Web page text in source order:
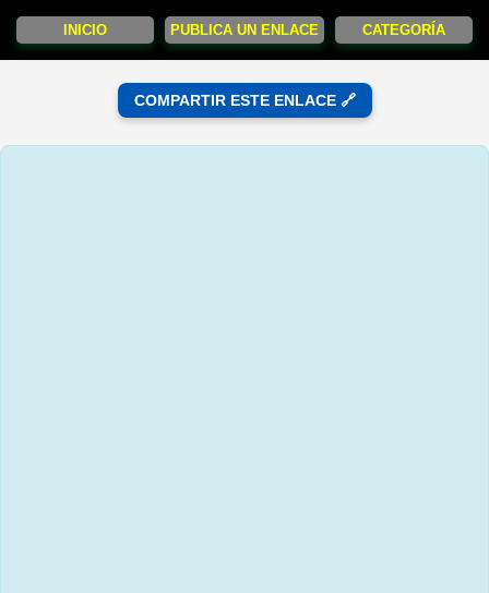
INICIO PUBLICA UN ENLACE CATEGORÍA
COMPARTIR ESTE ENLACE 🔗